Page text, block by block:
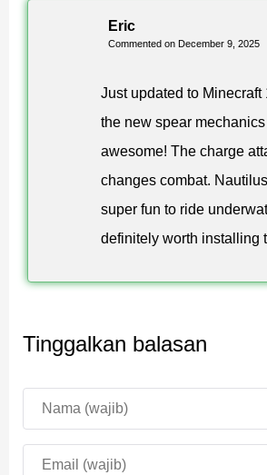
Eric
Commented on December 9, 2025
Just updated to Minecraft
the new spear mechanics
awesome! The charge
changes combat.
super fun to ride
definitely worth installing
Tinggalkan balasan